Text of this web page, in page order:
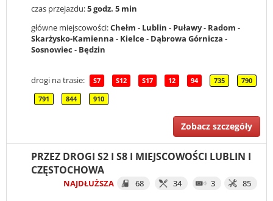
czas przejazdu:5 godz. 5 min
główne miejscowości:Chełm - Lublin - Puławy- Radom -
Skarżysko-Kamienna - Kielce- Dąbrowa Górnicza -
Sosnowiec - Będzin
drogi na trasie: S7 S12 S17 12 94 735 790
791 844 910
Zobacz szczegóły
PRZEZ DROGI S2 I S8 I MIEJSCOWOŚCI LUBLIN I
CZĘSTOCHOWA
NAJDŁUŻSZA 68 34 3 85